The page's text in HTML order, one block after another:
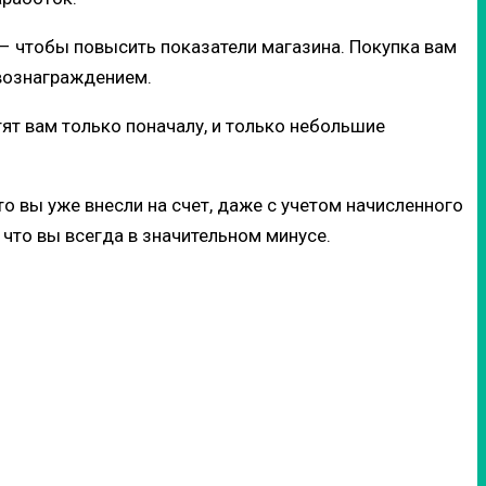
чтобы повысить показатели магазина. Покупка вам
вам только поначалу, и только небольшие
вы уже внесли на счет, даже с учетом начисленного
вы всегда в значительном минусе.